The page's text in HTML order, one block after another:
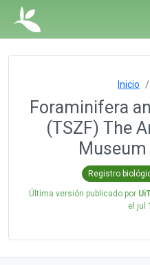
Inicio
Foraminifera
(TSZF) The
Registro
Última versión publicado por
el jul